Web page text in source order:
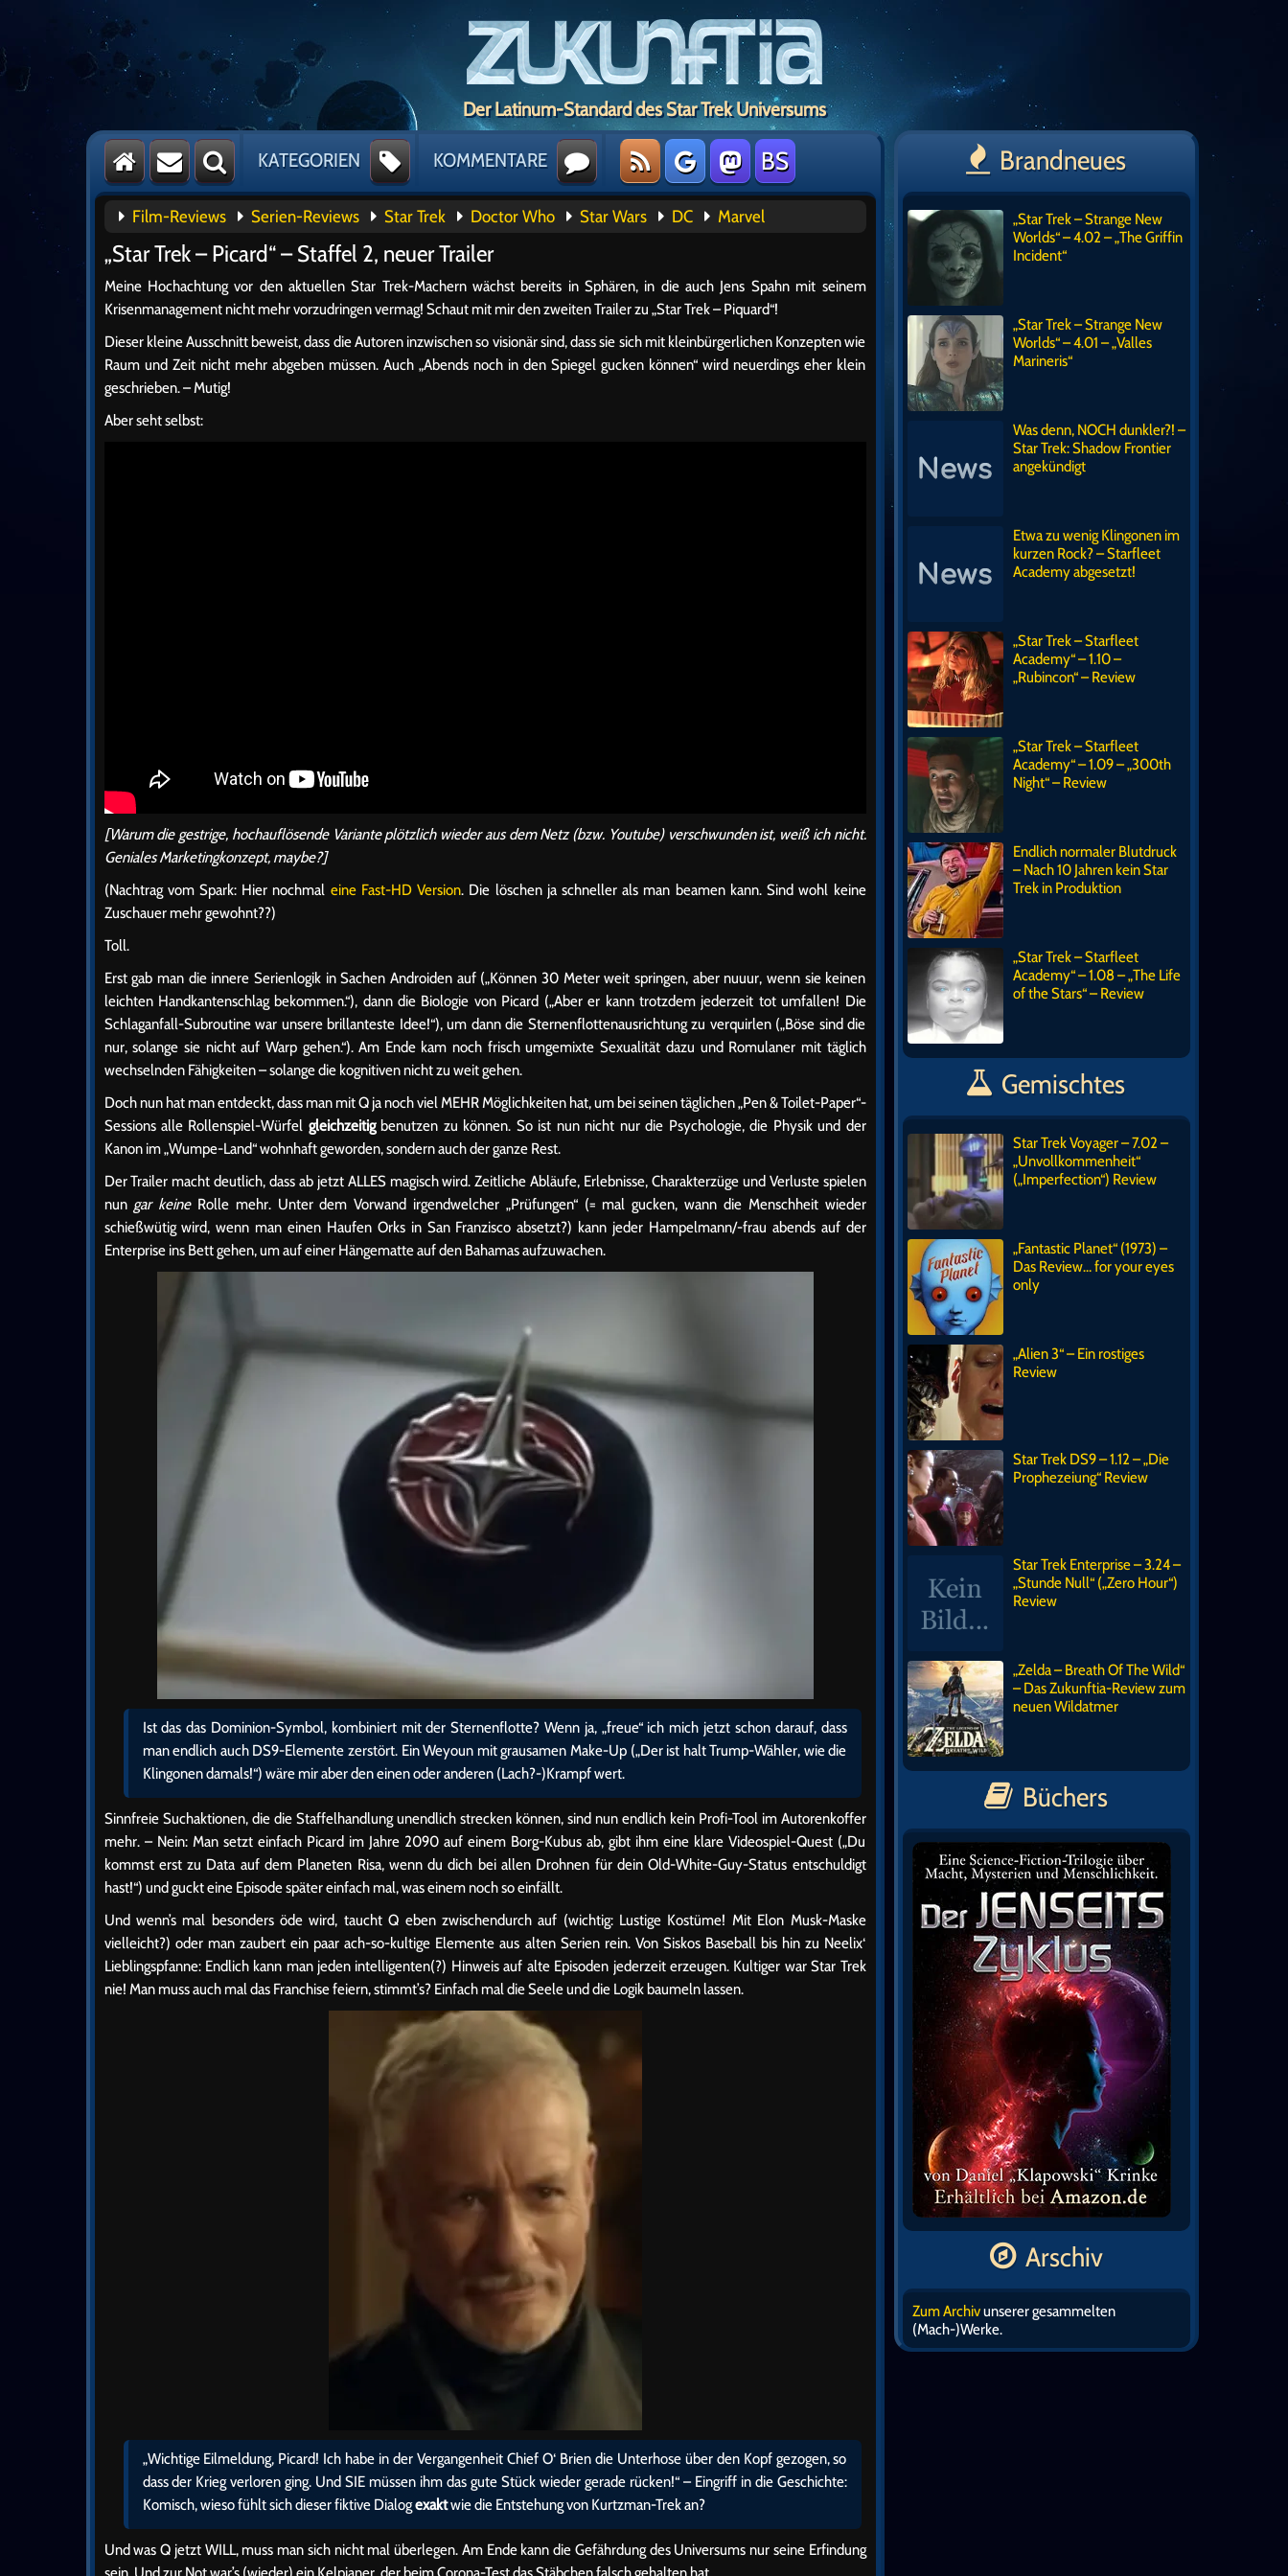
Der Latinum-Standard des Star Trek Universums
KATEGORIEN KOMMENTARE BS
Film-Reviews Serien-Reviews Star Trek Doctor Who Star Wars DC Marvel
„Star Trek – Picard“ – Staffel 2, neuer Trailer
Meine Hochachtung vor den aktuellen Star Trek-Machern wächst bereits in Sphären, in die auch Jens Spahn mit seinem
Krisenmanagement nicht mehr vorzudringen vermag! Schaut mit mir den zweiten Trailer zu „Star Trek – Piquard“!
Dieser kleine Ausschnitt beweist, dass die Autoren inzwischen so visionär sind, dass sie sich mit kleinbürgerlichen Konzepten wie
Raum und Zeit nicht mehr abgeben müssen. Auch „Abends noch in den Spiegel gucken können“ wird neuerdings eher klein
geschrieben. – Mutig!
Aber seht selbst:
[Warum die gestrige, hochauflösende Variante plötzlich wieder aus dem Netz (bzw. Youtube) verschwunden ist, weiß ich nicht.
Geniales Marketingkonzept, maybe?]
(Nachtrag vom Spark: Hier nochmal eine Fast-HD Version. Die löschen ja schneller als man beamen kann. Sind wohl keine
Zuschauer mehr gewohnt??)
Toll.
Erst gab man die innere Serienlogik in Sachen Androiden auf („Können 30 Meter weit springen, aber nuuur, wenn sie keinen
leichten Handkantenschlag bekommen.“), dann die Biologie von Picard („Aber er kann trotzdem jederzeit tot umfallen! Die
Schlaganfall-Subroutine war unsere brillanteste Idee!“), um dann die Sternenflottenausrichtung zu verquirlen („Böse sind die
nur, solange sie nicht auf Warp gehen.“). Am Ende kam noch frisch umgemixte Sexualität dazu und Romulaner mit täglich
wechselnden Fähigkeiten – solange die kognitiven nicht zu weit gehen.
Doch nun hat man entdeckt, dass man mit Q ja noch viel MEHR Möglichkeiten hat, um bei seinen täglichen „Pen & Toilet-Paper“-
Sessions alle Rollenspiel-Würfel gleichzeitigbenutzen zu können. So ist nun nicht nur die Psychologie, die Physik und der
Kanon im „Wumpe-Land“ wohnhaft geworden, sondern auch der ganze Rest.
Der Trailer macht deutlich, dass ab jetzt ALLES magisch wird. Zeitliche Abläufe, Erlebnisse, Charakterzüge und Verluste spielen
nun gar keineRolle mehr. Unter dem Vorwand irgendwelcher „Prüfungen“ (= mal gucken, wann die Menschheit wieder
schießwütig wird, wenn man einen Haufen Orks in San Franzisco absetzt?) kann jeder Hampelmann/-frau abends auf der
Enterprise ins Bett gehen, um auf einer Hängematte auf den Bahamas aufzuwachen.
Ist das das Dominion-Symbol, kombiniert mit der Sternenflotte? Wenn ja, „freue“ ich mich jetzt schon darauf, dass
man endlich auch DS9-Elemente zerstört. Ein Weyoun mit grausamen Make-Up („Der ist halt Trump-Wähler, wie die
Klingonen damals!“) wäre mir aber den einen oder anderen (Lach?-)Krampf wert.
Sinnfreie Suchaktionen, die die Staffelhandlung unendlich strecken können, sind nun endlich kein Profi-Tool im Autorenkoffer
mehr. – Nein: Man setzt einfach Picard im Jahre 2090 auf einem Borg-Kubus ab, gibt ihm eine klare Videospiel-Quest („Du
kommst erst zu Data auf dem Planeten Risa, wenn du dich bei allen Drohnen für dein Old-White-Guy-Status entschuldigt
hast!“) und guckt eine Episode später einfach mal, was einem noch so einfällt.
Und wenn’s mal besonders öde wird, taucht Q eben zwischendurch auf (wichtig: Lustige Kostüme! Mit Elon Musk-Maske
vielleicht?) oder man zaubert ein paar ach-so-kultige Elemente aus alten Serien rein. Von Siskos Baseball bis hin zu Neelix‘
Lieblingspfanne: Endlich kann man jeden intelligenten(?) Hinweis auf alte Episoden jederzeit erzeugen. Kultiger war Star Trek
nie! Man muss auch mal das Franchise feiern, stimmt’s? Einfach mal die Seele und die Logik baumeln lassen.
„Wichtige Eilmeldung, Picard! Ich habe in der Vergangenheit Chief O‘ Brien die Unterhose über den Kopf gezogen, so
dass der Krieg verloren ging. Und SIE müssen ihm das gute Stück wieder gerade rücken!“ – Eingriff in die Geschichte:
Komisch, wieso fühlt sich dieser fiktive Dialogexaktwie die Entstehung von Kurtzman-Trek an?
Und was Q jetzt WILL, muss man sich nicht mal überlegen. Am Ende kann die Gefährdung des Universums nur seine Erfindung
Brandneues
„Star Trek – Strange New
Worlds“ – 4.02 – „The Griffin
Incident“
„Star Trek – Strange New
Worlds“ – 4.01 – „Valles
Marineris“
Was denn, NOCH dunkler?! –
Star Trek: Shadow Frontier
angekündigt
Etwa zu wenig Klingonen im
kurzen Rock? – Starfleet
Academy abgesetzt!
„Star Trek – Starfleet
Academy“ – 1.10 –
„Rubincon“ – Review
„Star Trek – Starfleet
Academy“ – 1.09 – „300th
Night“ – Review
Endlich normaler Blutdruck
– Nach 10 Jahren kein Star
Trek in Produktion
„Star Trek – Starfleet
Academy“ – 1.08 – „The Life
of the Stars“ – Review
Gemischtes
Star Trek Voyager – 7.02 –
„Unvollkommenheit“
(„Imperfection“) Review
„Fantastic Planet“ (1973) –
Das Review… for your eyes
only
„Alien 3“ – Ein rostiges
Review
Star Trek DS9 – 1.12 – „Die
Prophezeiung“ Review
Star Trek Enterprise – 3.24 –
„Stunde Null“ („Zero Hour“)
Review
„Zelda – Breath Of The Wild“
– Das Zukunftia-Review zum
neuen Wildatmer
Büchers
Arschiv
Zum Archivunserer gesammelten
(Mach-)Werke.